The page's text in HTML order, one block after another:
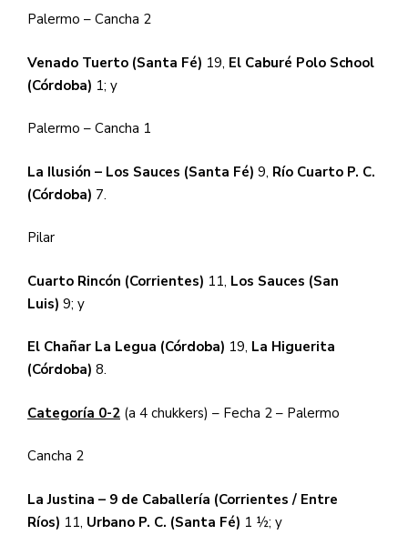
Palermo – Cancha 2
Venado Tuerto (Santa Fé) 19, El Caburé Polo School
(Córdoba) 1; y
Palermo – Cancha 1
La Ilusión – Los Sauces (Santa Fé) 9, Río Cuarto P. C.
(Córdoba) 7.
Pilar
Cuarto Rincón (Corrientes) 11, Los Sauces (San
Luis) 9; y
El Chañar La Legua (Córdoba) 19, La Higuerita
(Córdoba) 8.
Categoría 0-2 (a 4 chukkers) – Fecha 2 – Palermo
Cancha 2
La Justina – 9 de Caballería (Corrientes / Entre
Ríos) 11, Urbano P. C. (Santa Fé) 1 ½; y